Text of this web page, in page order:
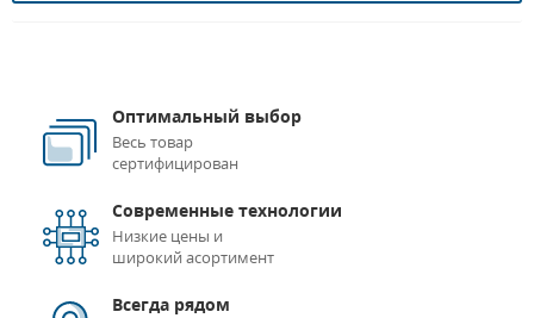
Оптимальный выбор
Весь товар
сертифицирован
Современные технологии
Низкие цены и
широкий асортимент
Всегда рядом